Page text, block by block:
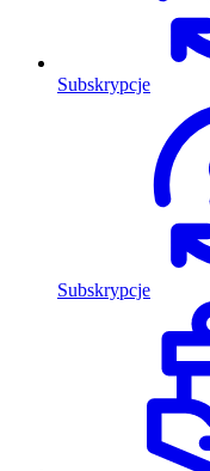
Subskrypcje
Subskrypcje